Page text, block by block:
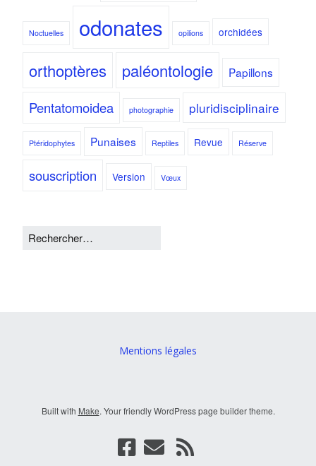
Noctuelles odonates opilions orchidées
orthoptères paléontologie Papillons
Pentatomoidea photographie pluridisciplinaire
Ptéridophytes Punaises Reptiles Revue Réserve
souscription Version Vœux
Mentions légales
Built with Make. Your friendly WordPress page builder theme.